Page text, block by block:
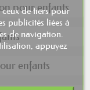
pour enfants
enfants
de tiers pour
publicités liées à
de navigation.
appuyez